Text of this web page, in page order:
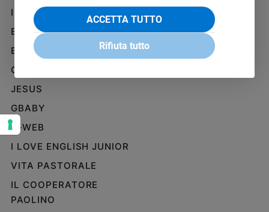
Diritti
Aziende
di
valore
della
settimana
Migranti
Diversità
e
inclusione
Costume
Cultura
e
IL GIORNALINO
EDICOLA SAN PAOLO
EDIZIONI SAN PAOLO
CREDERE
JESUS
GBABY
G-WEB
I LOVE ENGLISH JUNIOR
VITA PASTORALE
IL COOPERATORE
PAOLINO
ACCETTA TUTTO
Rifiuta tutto